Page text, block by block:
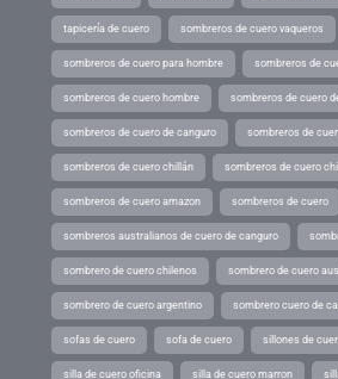
tapicería de cuero sombreros de cuero vaqueros
sombreros de cuero para hombre sombreros de
sombreros de cuero hombre sombreros de cuero
sombreros de cuero de canguro sombreros de
sombreros de cuero chillán sombreros de cuero
sombreros de cuero amazon sombreros de cuero
sombreros australianos de cuero de canguro
sombrero de cuero chilenos sombrero de cuero
sombrero de cuero argentino sombrero cuero de
sofas de cuero sofa de cuero sillones de
silla de cuero oficina silla de cuero marron